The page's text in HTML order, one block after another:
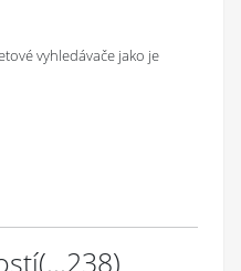
vyhledávače jako je
(...238)